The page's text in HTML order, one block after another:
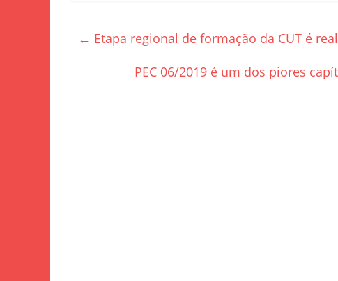
e
b
er e
← Etapa regional de formação da CUT é
PEC 06/2019 é um dos piores